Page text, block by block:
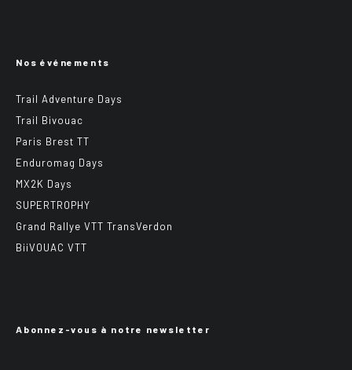
Nos événements
Trail Adventure Days
Trail Bivouac
Paris Brest TT
Enduromag Days
MX2K Days
SUPERTROPHY
Grand Rallye VTT TransVerdon
BiiVOUAC VTT
Abonnez-vous à notre newsletter